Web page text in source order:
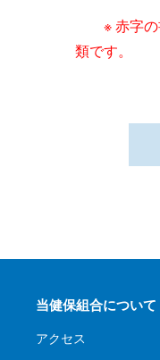
※ 赤字の
類です。
当健保組合について
アクセス